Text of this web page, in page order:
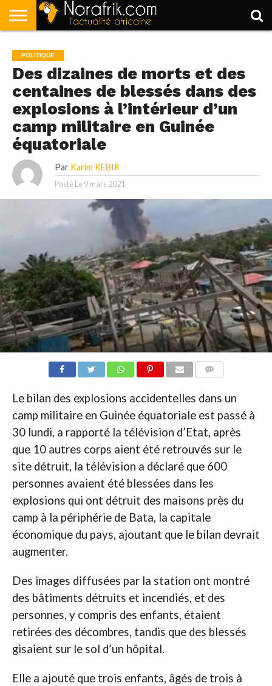
POLITIQUE
SOCIÉTÉ
ECONOMIE
SPORT
LIFESTYLE
POLITIQUE
Des dizaines de morts et des
centaines de blessés dans des
explosions à l’intérieur d’un
camp militaire en Guinée
équatoriale
Par Karim KEBIR
Posté Le 9 mars 2021
Le bilan des explosions accidentelles dans un
camp militaire en Guinée équatoriale est passé à
30 lundi, a rapporté la télévision d’Etat, après
que 10 autres corps aient été retrouvés sur le
site détruit, la télévision a déclaré que 600
personnes avaient été blessées dans les
explosions qui ont détruit des maisons près du
camp à la périphérie de Bata, la capitale
économique du pays, ajoutant que le bilan devrait
augmenter.
Des images diffusées par la station ont montré
des bâtiments détruits et incendiés, et des
personnes, y compris des enfants, étaient
retirées des décombres, tandis que des blessés
gisaient sur le sol d’un hôpital.
Elle a ajouté que trois enfants, âgés de trois à